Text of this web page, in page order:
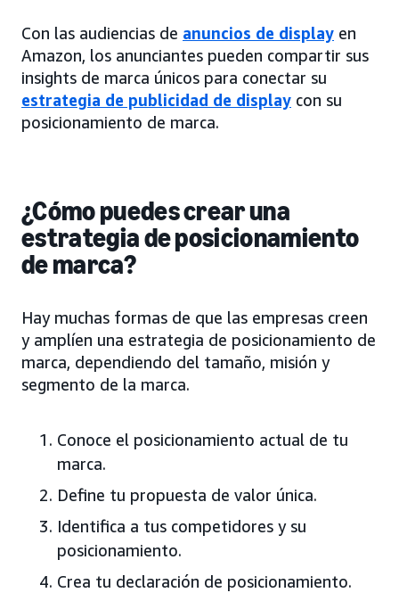
Con las audiencias de anuncios de display en
Amazon, los anunciantes pueden compartir sus
insights de marca únicos para conectar su
estrategia de publicidad de display con su
posicionamiento de marca.
¿Cómo puedes crear una
estrategia de posicionamiento
de marca?
Hay muchas formas de que las empresas creen
y amplíen una estrategia de posicionamiento de
marca, dependiendo del tamaño, misión y
segmento de la marca.
Conoce el posicionamiento actual de tu
marca.
Define tu propuesta de valor única.
Identifica a tus competidores y su
posicionamiento.
Crea tu declaración de posicionamiento.